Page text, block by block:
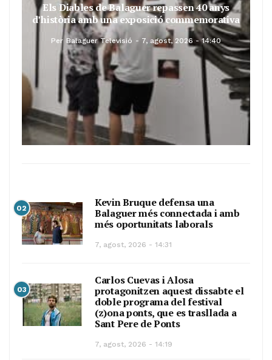
Els Diables de Balaguer repassen 40 anys
d’història amb una exposició commemorativa
Per Balaguer Televisió 7, agost, 2026 - 14:40
02
Kevin Bruque defensa una
Balaguer més connectada i amb
més oportunitats laborals
7, agost, 2026 - 14:31
03
Carlos Cuevas i Alosa
protagonitzen aquest dissabte el
doble programa del festival
(z)ona ponts, que es trasllada a
Sant Pere de Ponts
7, agost, 2026 - 14:19